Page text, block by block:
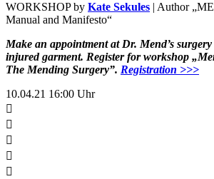
WORKSHOP by Kate Sekules | Author
Manual and Manifesto“
Make an appointment at Dr. Mend’s
injured garment. Register for workshop
The Mending Surgery”. Registration >>>
10.04.21 16:00 Uhr